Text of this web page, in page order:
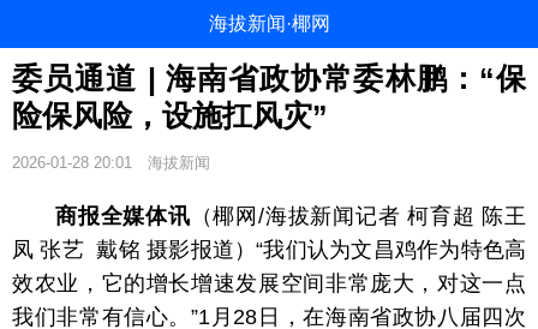
海拔新闻·椰网
委员通道 | 海南省政协常委林鹏：“保
险保风险，设施扛风灾”
2026-01-28 20:01 海拔新闻
商报全媒体讯 （椰网/海拔新闻记者 柯育超 陈王
凤 张艺 戴铭 摄影报道）“我们认为文昌鸡作为特色高
效农业，它的增长增速发展空间非常庞大，对这一点
我们非常有信心。”1月28日，在海南省政协八届四次